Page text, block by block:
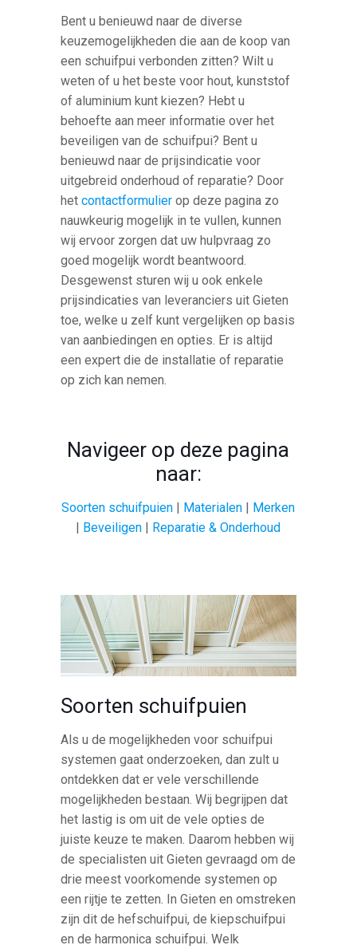
Bent u benieuwd naar de diverse
keuzemogelijkheden die aan de koop van
een schuifpui verbonden zitten? Wilt u
weten of u het beste voor hout, kunststof
of aluminium kunt kiezen? Hebt u
behoefte aan meer informatie over het
beveiligen van de schuifpui? Bent u
benieuwd naar de prijsindicatie voor
uitgebreid onderhoud of reparatie? Door
hetcontactformulier op deze pagina zo
nauwkeurig mogelijk in te vullen, kunnen
wij ervoor zorgen dat uw hulpvraag zo
goed mogelijk wordt beantwoord.
Desgewenst sturen wij u ook enkele
prijsindicaties van leveranciers uit Gieten
toe, welke u zelf kunt vergelijken op basis
van aanbiedingen en opties. Er is altijd
een expert die de installatie of reparatie
op zich kan nemen.
Navigeer op deze pagina
naar:
Soorten schuifpuien | Materialen | Merken
| Beveiligen | Reparatie & Onderhoud
Soorten schuifpuien
Als u de mogelijkheden voor schuifpui
systemen gaat onderzoeken, dan zult u
ontdekken dat er vele verschillende
mogelijkheden bestaan. Wij begrijpen dat
het lastig is om uit de vele opties de
juiste keuze te maken. Daarom hebben wij
de specialisten uit Gieten gevraagd om de
drie meest voorkomende systemen op
een rijtje te zetten. In Gieten en omstreken
zijn dit de hefschuifpui, de kiepschuifpui
en de harmonica schuifpui. Welk